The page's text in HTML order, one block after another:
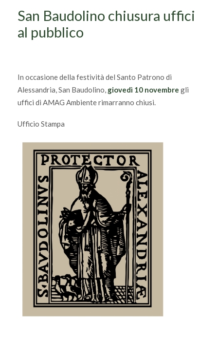
San Baudolino chiusura uffici
al pubblico
In occasione della festività del Santo Patrono di
Alessandria, San Baudolino, giovedì 10 novembre gli
uffici di AMAG Ambiente rimarranno chiusi.
Ufficio Stampa